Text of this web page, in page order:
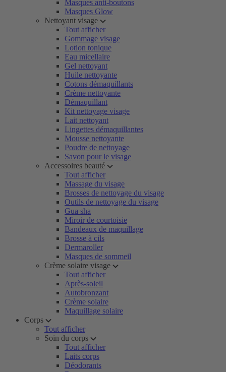
Masques anti-boutons
Masques Glow
Nettoyant visage
Tout afficher
Gommage visage
Lotion tonique
Eau micellaire
Gel nettoyant
Huile nettoyante
Cotons démaquillants
Crème nettoyante
Démaquillant
Kit nettoyage visage
Lait nettoyant
Lingettes démaquillantes
Mousse nettoyante
Poudre de nettoyage
Savon pour le visage
Accessoires beauté
Tout afficher
Massage du visage
Brosses de nettoyage du visage
Outils de nettoyage du visage
Gua sha
Miroir de courtoisie
Bandeaux de maquillage
Brosse à cils
Dermaroller
Masques de sommeil
Crème solaire visage
Tout afficher
Après-soleil
Autobronzant
Crème solaire
Maquillage solaire
Corps
Tout afficher
Soin du corps
Tout afficher
Laits corps
Déodorants